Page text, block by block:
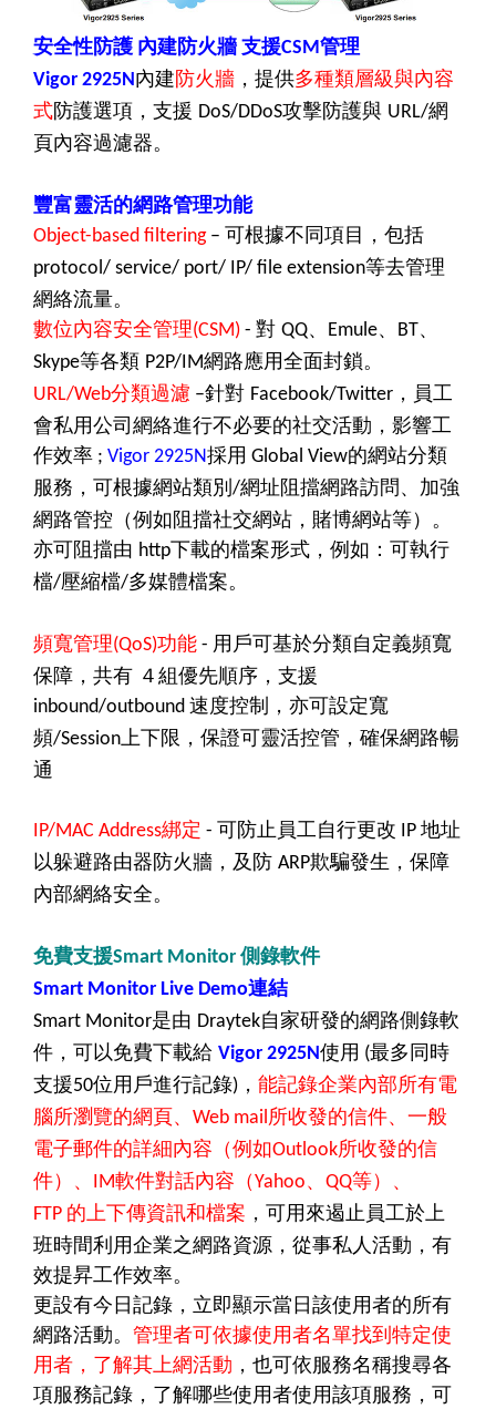
安全性防護 內建防火牆支援CSM管理
Vigor 2925N內建防火牆 ，提供多種類層級與內容
式防護選項，支援 DoS/DDoS攻擊防護與 URL/網
頁內容過濾器。
豐富靈活的網路管理功能
Object-based filtering – 可根據不同項目，包括
protocol/ service/ port/ IP/ file extension等去管理
網絡流量。
數位內容安全管理(CSM) - 對 QQ、 Emule、 BT、
Skype等各類 P2P/IM網路應用全面封鎖。
URL/Web分類過濾 –針對 Facebook/Twitter ，員工
會私用公司網絡進行不必要的社交活動，影響工
作效率 ; Vigor 2925N採用 Global View的網站分類
服務 ， 可根據網站類別/網址阻擋網路訪問、加強
網路管控（例如阻擋社交網站，賭博網站等）。
亦可阻擋由 http下載的檔案形式，例如：可執行
檔/壓縮檔/多媒體檔案。
頻寬管理(QoS)功能 - 用戶可基於分類自定義頻寬
保障，共有 ４組優先順序，支援
inbound/outbound 速度控制，亦可設定寬
頻/Session上下限，保證可靈活控管，確保網路暢
通
IP/MAC Address綁定 - 可防止員工自行更改 IP 地址
以躲避路由器防火牆，及防 ARP欺騙發生，保障
內部網絡安全。
免費支援Smart Monitor 側錄軟件
Smart Monitor Live Demo連結
Smart Monitor是由 Draytek自家研發的網路側錄軟
件，可以免費下載給 Vigor 2925N使用 (最多同時
支援50位用戶進行記錄) ， 能記錄企業內部所有電
腦所瀏覽的網頁、
Web mail所收發的信件、一般
電子郵件的詳細內容（例如Outlook所收發的信
件）、
IM軟件對話內容（Yahoo、 QQ等）、
FTP 的上下傳資訊和檔案 ，可用來遏止員工於上
班時間利用企業之網路資源，從事私人活動，有
效提昇工作效率。
更設有今日記錄，立即顯示當日該使用者的所有
網路活動。 管理者可依據使用者名單找到特定使
用者，了解其上網活動 ，也可依服務名稱搜尋各
項服務記錄，了解哪些使用者使用該項服務，可